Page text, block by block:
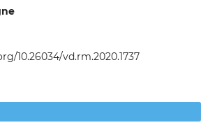
10.26034/vd.rm.2020.1737